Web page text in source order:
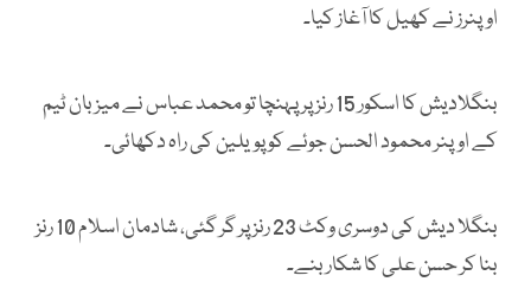
اوپنرز نے کھیل کا آغاز کیا۔
بنگلادیش کا اسکور 15 رنز پر پہنچا تو محمد عباس نے میزبان ٹیم
کے اوپنر محمود الحسن جوئے کو پویلین کی راہ دکھائی۔
بنگلا دیش کی دوسری وکٹ 23 رنز پر گر گئی، شادمان اسلام 10 رنز
بنا کر حسن علی کا شکار بنے۔